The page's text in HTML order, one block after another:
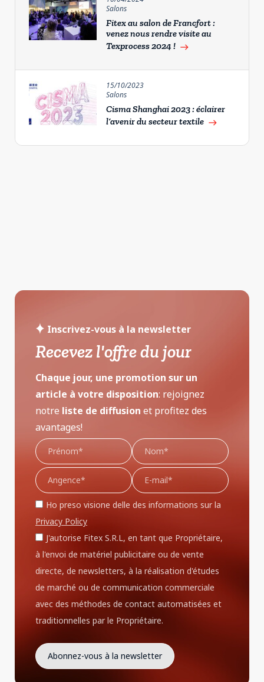
Salons
Fitex au salon de Francfort :
venez nous rendre visite au
Texprocess 2024 ! east
15/10/2023
Salons
Cisma Shanghai 2023 : éclairer
l’avenir du secteur textile east
Inscrivez-vous à la newsletter
Recevez l'offre du jour
Chaque jour, une promotion sur un
article à votre disposition: rejoignez
notre liste de diffusion et profitez des
avantages!
Ho preso visione delle des informations sur la
Privacy Policy
J'autorise Fitex S.R.L, en tant que Propriétaire,
à l'envoi de matériel publicitaire ou de vente
directe, de newsletters, à la réalisation d'études
de marché ou de communication commerciale
avec des méthodes de contact automatisées et
traditionnelles par le Propriétaire.